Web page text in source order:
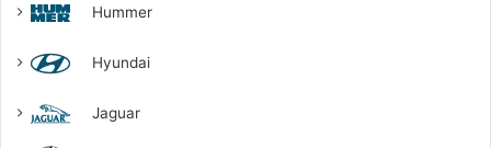
Hummer
Hyundai
Jaguar